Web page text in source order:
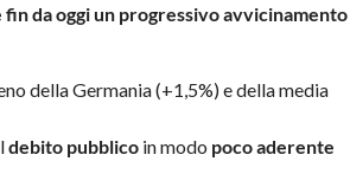
da oggi un progressivo avvicinamento
della Germania (+1,5%) e della media
debito pubblico in modo poco aderente